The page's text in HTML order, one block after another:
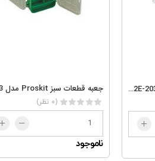
جعبه قطعات Proskit مدل 203-132E
(0 نظر)
ناموجود